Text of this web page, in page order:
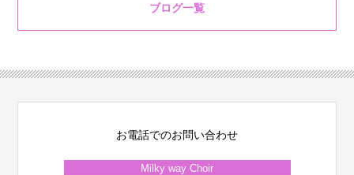
ブログ一覧
お電話でのお問い合わせ
Milky way Choir